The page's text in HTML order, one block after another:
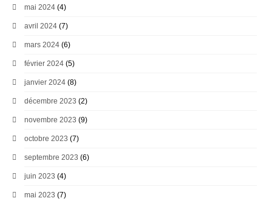
mai 2024 (4)
avril 2024 (7)
mars 2024 (6)
février 2024 (5)
janvier 2024 (8)
décembre 2023 (2)
novembre 2023 (9)
octobre 2023 (7)
septembre 2023 (6)
juin 2023 (4)
mai 2023 (7)